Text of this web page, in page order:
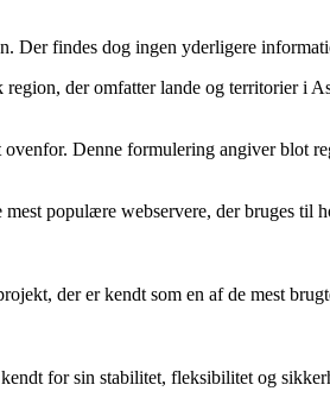
Der findes dog ingen yderligere
der omfatter lande og territorier i
Denne formulering angiver blot
populære webservere, der bruges
der er kendt som en af de mest
for sin stabilitet, fleksibilitet og